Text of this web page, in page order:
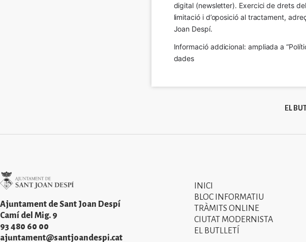
digital (newsletter). Exercici de drets
limitació i d’oposició al tractament,
Joan Despí.
Informació addicional: ampliada a
dades
EL
Imatge
Ajuntament de Sant Joan Despí
Camí del Mig. 9
93 480 60 00
ajuntament@santjoandespi.cat
Primer
menú
INICI
BLOC INFORMATIU
TRÀMITS ONLINE
CIUTAT MODERNISTA
EL BUTLLETÍ